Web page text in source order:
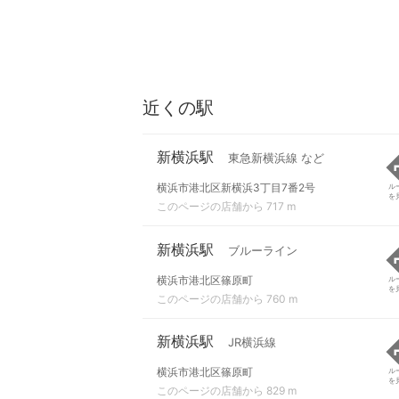
近くの駅
新横浜駅 東急新横浜線 など
横浜市港北区新横浜3丁目7番2号
このページの店舗から 717 m
ル
を
新横浜駅 ブルーライン
横浜市港北区篠原町
このページの店舗から 760 m
ル
を
新横浜駅 JR横浜線
横浜市港北区篠原町
このページの店舗から 829 m
ル
を